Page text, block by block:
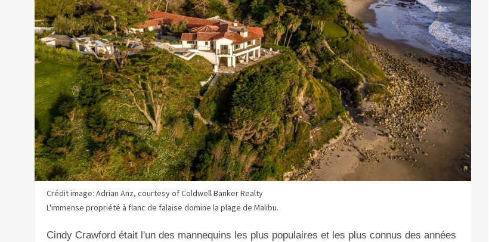
Crédit image: Adrian Anz, courtesy of Coldwell Banker Realty
L'immense propriété à flanc de falaise domine la plage de Malibu.
Cindy Crawford était l'un des mannequins les plus populaires et les plus connus des années